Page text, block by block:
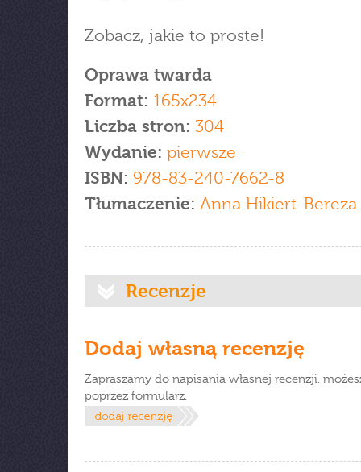
Zobacz, jakie to proste!
Oprawa twarda
Format: 165x234
Liczba stron: 304
Wydanie: pierwsze
ISBN: 978-83-240-7662-8
Tłumaczenie: Anna Hikiert-Bereza
Recenzje
Dodaj własną recenzję
Zapraszamy do napisania własnej recenzji,
poprzez formularz.